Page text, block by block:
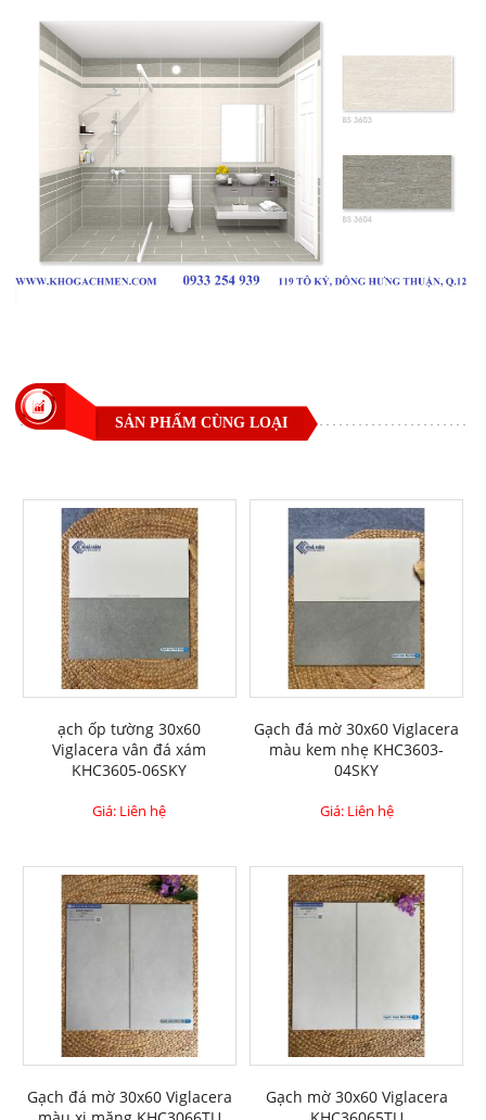
SẢN PHẨM CÙNG LOẠI
ạch ốp tường 30x60
Viglacera vân đá xám
KHC3605-06SKY
Giá: Liên hệ
Gạch đá mờ 30x60 Viglacera
màu kem nhẹ KHC3603-
04SKY
Giá: Liên hệ
Gạch đá mờ 30x60 Viglacera
Gạch mờ 30x60 Viglacera